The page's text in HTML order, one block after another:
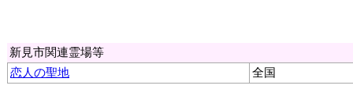
新見市関連霊場等
恋人の聖地
全国